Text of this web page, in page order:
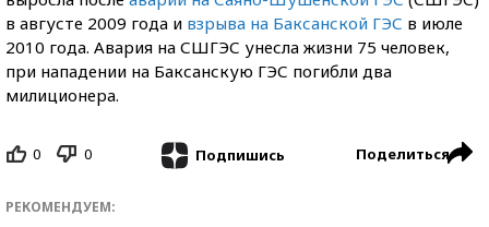
в августе 2009 года и взрыва на Баксанской ГЭС в июле
2010 года. Авария на СШГЭС унесла жизни 75 человек,
при нападении на Баксанскую ГЭС погибли два
милиционера.
0 0 Подпишись Поделиться
РЕКОМЕНДУЕМ: